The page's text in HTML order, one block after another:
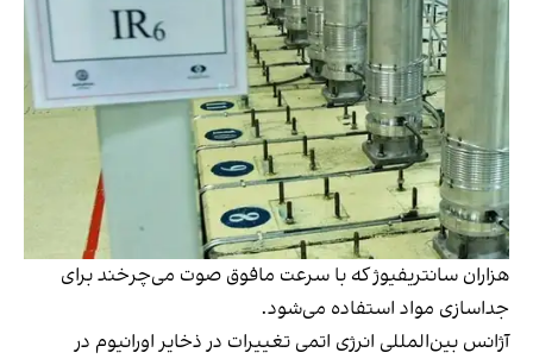
هزاران سانتریفیوژ که با سرعت مافوق صوت می‌چرخند برای
جداسازی مواد استفاده می‌شود.
آژانس بین‌المللی انرژی اتمی تغییرات در ذخایر اورانیوم در